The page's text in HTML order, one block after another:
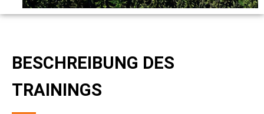
BESCHREIBUNG DES
TRAININGS